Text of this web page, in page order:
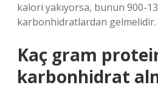
kalori yakıyorsa, bunun 900-
karbonhidratlardan gelmelidir.
Kaç gram
karbonhidrat